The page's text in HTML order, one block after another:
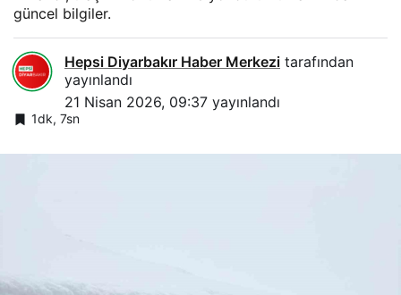
güncel bilgiler.
Hepsi Diyarbakır Haber Merkezi tarafından
yayınlandı
21 Nisan 2026, 09:37 yayınlandı
1dk, 7sn